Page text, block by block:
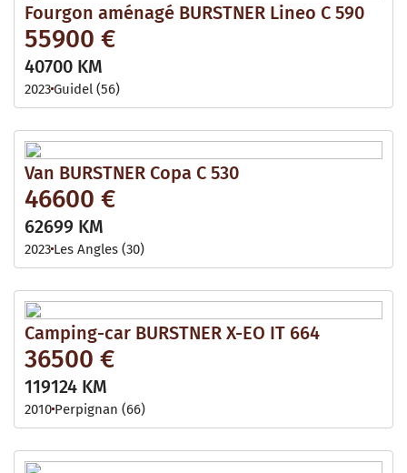
Fourgon aménagé BURSTNER Lineo C 590
55900 €
40700 KM
2023Guidel (56)
Van BURSTNER Copa C 530
46600 €
62699 KM
2023 Les Angles (30)
Camping-car BURSTNER X-EO IT 664
36500 €
119124 KM
2010 Perpignan (66)